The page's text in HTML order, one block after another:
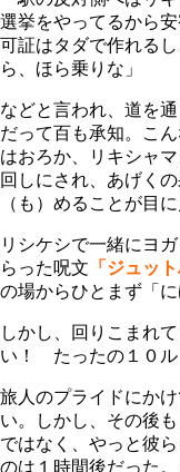
選挙をやってるから
可証はタダで作れる
ら、ほら乗りな」
などと言われ、道を
だって百も承知。こ
はおろか、リキシャ
回しにされ、あげく
（も）めることが目
リシケシで一緒にヨ
らった呪文 「ジュッ
の場からひとまず「に
しかし、回りこまれ
い！ たったの１０ル
旅人のプライドにか
い。しかし、その後
ではなく、やっと彼
のは１時間後だった